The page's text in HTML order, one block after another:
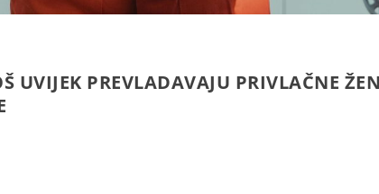
UVIJEK PREVLADAVAJU PRIVLAČNE